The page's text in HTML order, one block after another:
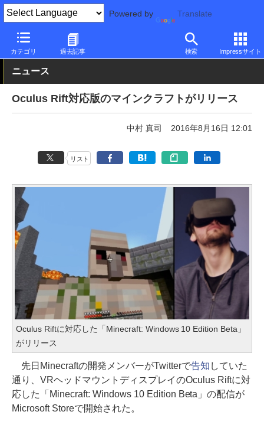
Powered by Translate
カテゴリ 過去記事 検索 Impressサイト
PC Watch ソフトウェア/アプリ 他ソフト/アプリ アップデート
ニュース
Oculus Rift対応版のマインクラフトがリリース
中村 真司 2016年8月16日 12:01
リスト
Oculus Riftに対応した「Minecraft: Windows 10 Edition Beta」
がリリース
先日Minecraftの開発メンバーがTwitterで告知 していた
通り、VRヘッドマウントディスプレイのOculus Riftに対
応した「Minecraft: Windows 10 Edition Beta」の配信が
Microsoft Storeで開始された。